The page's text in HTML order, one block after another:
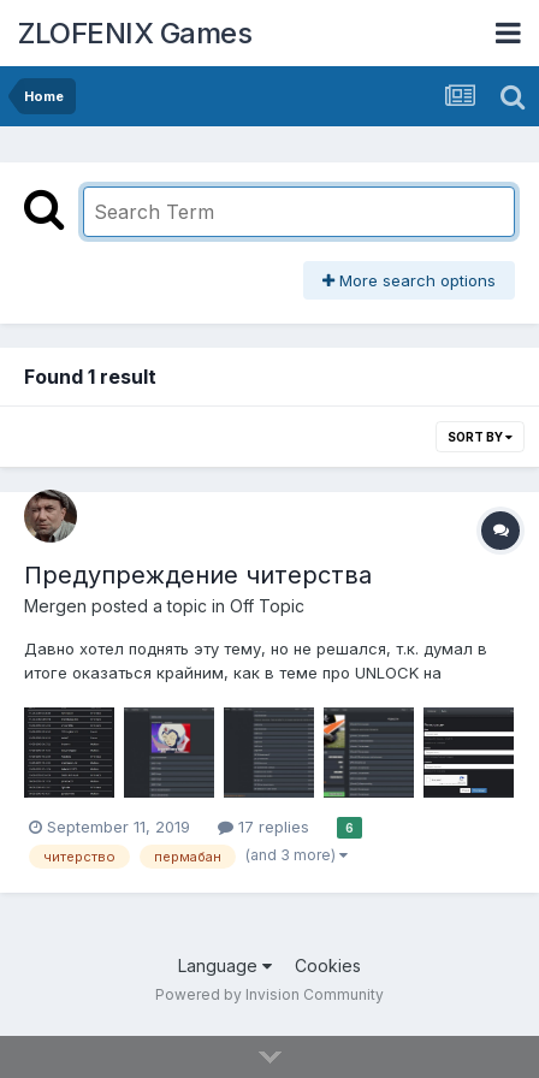
ZLOFENIX Games
Home
More search options
Found 1 result
SORT BY
Предупреждение читерства
Mergen posted a topic in Off Topic
Давно хотел поднять эту тему, но не решался, т.к. думал в
итоге оказаться крайним, как в теме про UNLOCK на
увидел удручающую картину Вроде бы учебный год начался,
школоты поменьше должно быть. Выходит что не школьники
читы подрубит...
September 11, 2019 17 replies 6
читерство пермабан (and 3 more)
Language Cookies
Powered by Invision Community